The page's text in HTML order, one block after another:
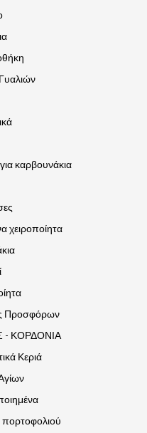
καρβουνάκια
χειροποίητα
Προσφόρων
- ΚΟΡΔΟΝΙΑ
Κεριά
πορτοφολιού